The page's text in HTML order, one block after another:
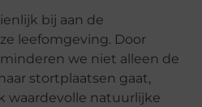
bij aan de
leefomgeving. Door
we niet alleen de
stortplaatsen gaat,
waardevolle natuurlijke